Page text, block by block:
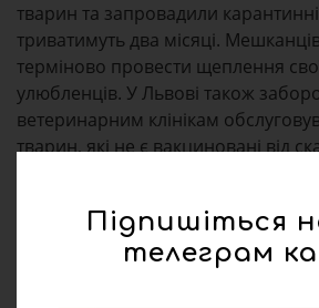
тварин та запровадили
триватимуть два місяці.
терміново провести щеплення
улюбленців. У Львові також
ветеринарним клінікам
тварин, які не є вакциновані від
Підпишіться
телеграм